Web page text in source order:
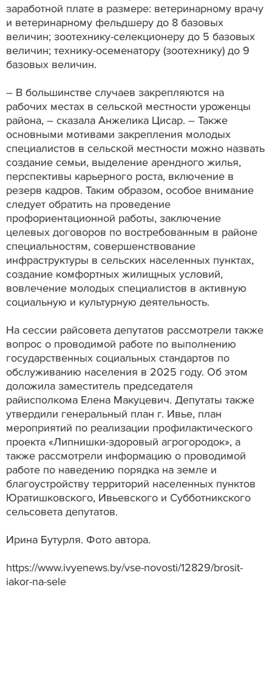
заработной плате в размере: ветеринарному врачу
и ветеринарному фельдшеру до 8 базовых
величин; зоотехнику-селекционеру до 5 базовых
величин; технику-осеменатору (зоотехнику) до 9
базовых величин.
– В большинстве случаев закрепляются на
рабочих местах в сельской местности уроженцы
района, – сказала Анжелика Цисар. – Также
основными мотивами закрепления молодых
специалистов в сельской местности можно назвать
создание семьи, выделение арендного жилья,
перспективы карьерного роста, включение в
резерв кадров. Таким образом, особое внимание
следует обратить на проведение
профориентационной работы, заключение
целевых договоров по востребованным в районе
специальностям, совершенствование
инфраструктуры в сельских населенных пунктах,
создание комфортных жилищных условий,
вовлечение молодых специалистов в активную
социальную и культурную деятельность.
На сессии райсовета депутатов рассмотрели также
вопрос о проводимой работе по выполнению
государственных социальных стандартов по
обслуживанию населения в 2025 году. Об этом
доложила заместитель председателя
райисполкома Елена Макуцевич. Депутаты также
утвердили генеральный план г. Ивье, план
мероприятий по реализации профилактического
проекта «Липнишки-здоровый агрогородок», а
также рассмотрели информацию о проводимой
работе по наведению порядка на земле и
благоустройству территорий населенных пунктов
Юратишковского, Ивьевского и Субботникского
сельсовета депутатов.
Ирина Бутурля. Фото автора.
https://www.ivyenews.by/vse-novosti/12829/brosit-
iakor-na-sele